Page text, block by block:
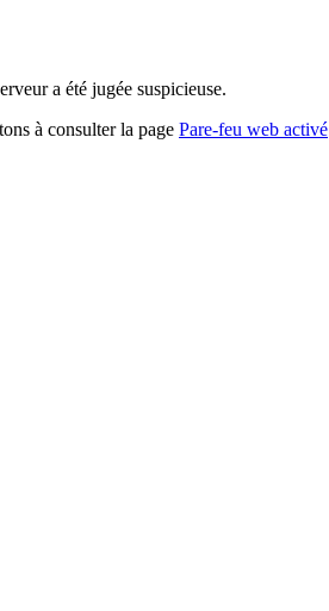
a été jugée suspicieuse.
à consulter la page Pare-feu web activé